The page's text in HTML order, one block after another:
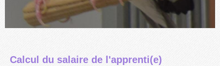
Calcul du salaire de l'apprenti(e)